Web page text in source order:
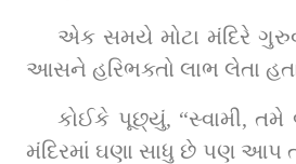
એક સમયે મોટા મંદિરે
આસને હરિભક્તો લાભ લેતા
કોઈકે પૂછ્યું, “સ્વામી, તમે
મંદિરમાં ઘણા સાધુ છે પણ આપ તો